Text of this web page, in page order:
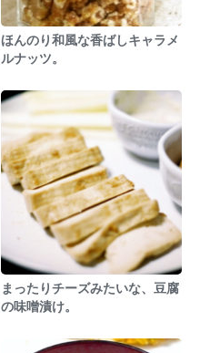
ほんのり和風な香ばしキャラメ
ルナッツ。
まったりチーズみたいな、豆腐
の味噌漬け。